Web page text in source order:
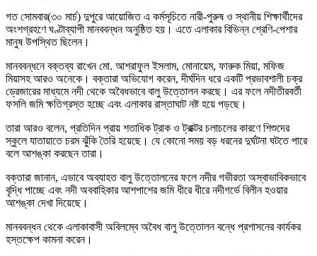
গত সোমবার(৩০ মার্চ) দুপুরে আয়োজিত এ কর্মসূচিতে নারী-পুরুষ ও স্থানীয় শিক্ষার্থীদের
অংশগ্রহণে ঘণ্টাব্যাপী মানববন্ধন অনুষ্ঠিত হয়। এতে এলাকার বিভিন্ন শ্রেণি-পেশার
মানুষ উপস্থিত ছিলেন।
মানববন্ধনে বক্তব্য রাখেন মো. আশরাফুল ইসলাম, মোনায়েম, ফারুক মিয়া, মফিজ
মিয়াসহ আরও অনেকে। বক্তারা অভিযোগ করেন, দীর্ঘদিন ধরে একটি প্রভাবশালী চক্র
ড্রেজারের মাধ্যমে নদী থেকে অবৈধভাবে বালু উত্তোলন করছে। এর ফলে নদীতীরবর্তী
ফসলি জমি ক্ষতিগ্রস্ত হচ্ছে এবং এলাকার রাস্তাঘাট নষ্ট হয়ে পড়ছে।
তারা আরও বলেন, প্রতিদিন প্রায় শতাধিক ট্রাক ও ট্রাক্টর চলাচলের কারণে শিশুদের
স্কুলে যাতায়াতে চরম ঝুঁকি তৈরি হয়েছে। যে কোনো সময় বড় ধরনের দুর্ঘটনা ঘটতে পারে
বলে আশঙ্কা করছেন তারা।
বক্তারা জানান, এভাবে অব্যাহত বালু উত্তোলনের ফলে নদীর গভীরতা অস্বাভাবিকভাবে
বৃদ্ধি পাচ্ছে এবং নদী অববাহিকার আশপাশের জমি ধীরে ধীরে নদীগর্ভে বিলীন হওয়ার
আশঙ্কা দেখা দিয়েছে।
মানববন্ধন থেকে এলাকাবাসী অবিলম্বে অবৈধ বালু উত্তোলন বন্ধে প্রশাসনের কার্যকর
হস্তক্ষেপ কামনা করেন।